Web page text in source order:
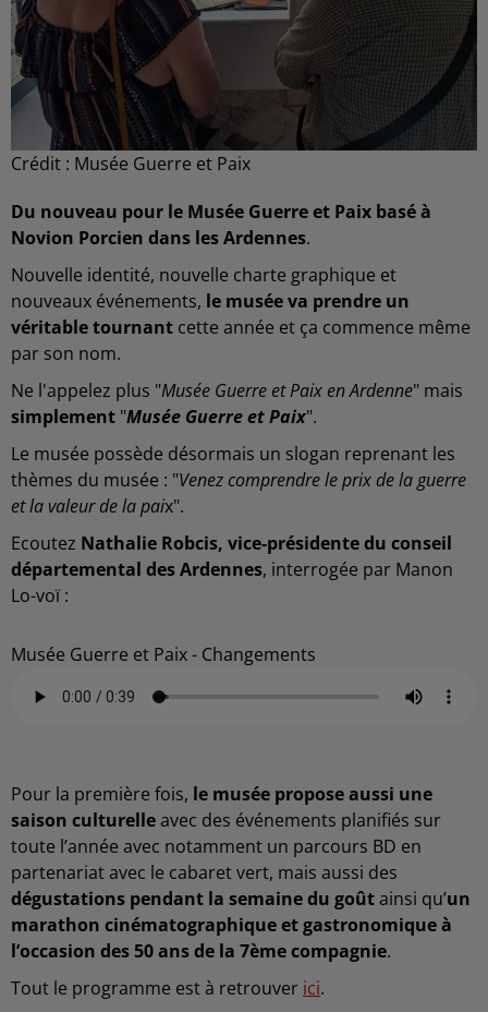
Crédit : Musée Guerre et Paix
Du nouveau pour le Musée Guerre et Paix basé à
Novion Porcien dans les Ardennes.
Nouvelle identité, nouvelle charte graphique et
nouveaux événements, le musée va prendre un
véritable tournant cette année et ça commence même
par son nom.
Ne l'appelez plus "Musée Guerre et Paix en Ardenne" mais
simplement "Musée Guerre et Paix".
Le musée possède désormais un slogan reprenant les
thèmes du musée : "Venez comprendre le prix de la guerre
et la valeur de la paix".
Ecoutez Nathalie Robcis, vice-présidente du conseil
départemental des Ardennes, interrogée par Manon
Lo-voï :
Musée Guerre et Paix - Changements
Pour la première fois, le musée propose aussi une
saison culturelleavec des événements planifiés sur
toute l’année avec notamment un parcours BD en
partenariat avec le cabaret vert, mais aussi des
dégustations pendant la semaine du goûtainsi qu’un
marathon cinématographique et gastronomique à
l’occasion des 50 ans de la 7ème compagnie.
Tout le programme est à retrouver ici.